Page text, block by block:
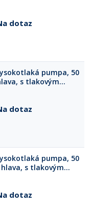
dotaz
pumpa, 50
s tlakovým
dotaz
pumpa, 50
s tlakovým
dotaz